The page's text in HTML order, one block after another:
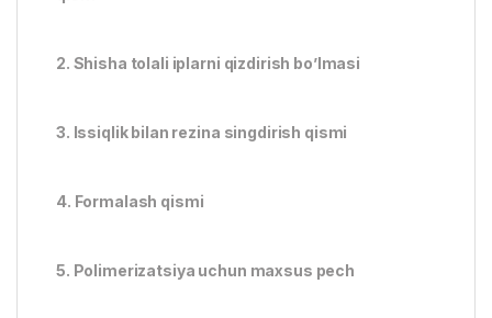
2. Shisha tolali iplarni qizdirish bo’lmasi
3. Issiqlik bilan rezina singdirish qismi
4. Formalash qismi
5. Polimerizatsiya uchun maxsus pech